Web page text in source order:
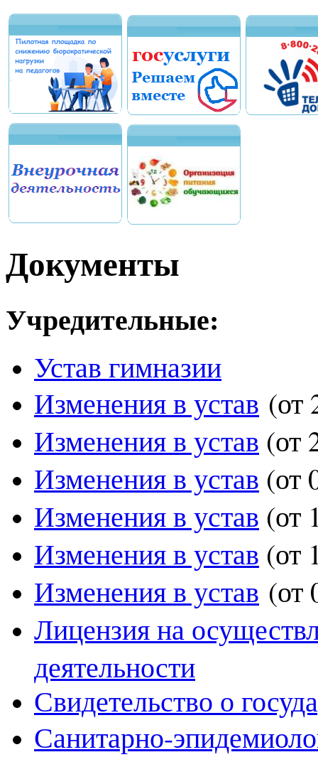
Документы
Учредительные:
Устав гимназии
Изменения в устав (от
Изменения в устав (от
Изменения в устав (от
Изменения в устав (от
Изменения в устав (от
Изменения в устав (от
Лицензия на
деятельности
Свидетельство о
Санитарно-